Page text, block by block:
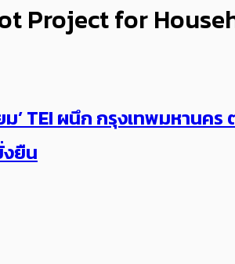
Project for
ม’ TEI ผนึก กรุงเทพมหาน
งยืน